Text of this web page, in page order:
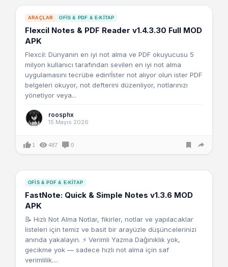
ARAÇLAR OFIS & PDF & E-KITAP
Flexcil Notes & PDF Reader v1.4.3.30 Full MOD
APK
Flexcil: Dünyanın en iyi not alma ve PDF okuyucusu 5
milyon kullanıcı tarafından sevilen en iyi not alma
uygulamasını tecrübe edin!İster not alıyor olun ister PDF
belgeleri okuyor, not defterini düzenliyor, notlarınızı
yönetiyor veya...
roosphx
15 Mayıs 2026
1 487 0
OFIS & PDF & E-KITAP
FastNote: Quick & Simple Notes v1.3.6 MOD
APK
📝 Hızlı Not Alma Notlar, fikirler, notlar ve yapılacaklar
listeleri için temiz ve basit bir arayüzle düşüncelerinizi
anında yakalayın. ⚡ Verimli Yazma Dağınıklık yok,
gecikme yok — sadece hızlı not alma için saf
verimlilik....